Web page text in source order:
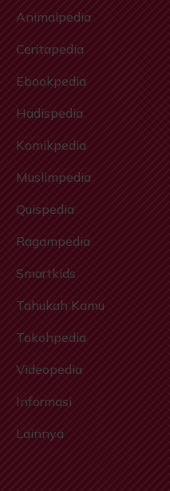
Animalpedia
Ceritapedia
Ebookpedia
Hadispedia
Komikpedia
Muslimpedia
Quispedia
Ragampedia
Smartkids
Tahukah Kamu
Tokohpedia
Videopedia
Informasi
Lainnya